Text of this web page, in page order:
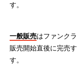
す。
一般販売はファンク
販売開始直後に完売
す。